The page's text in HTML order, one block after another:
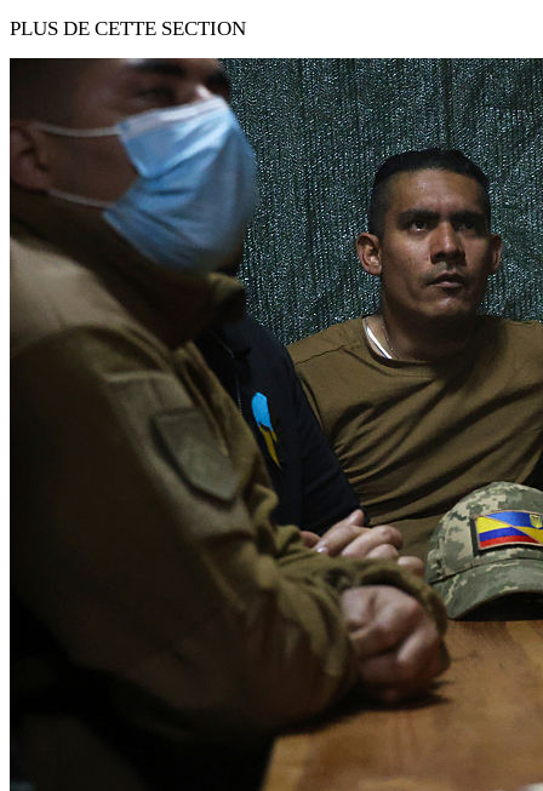
PLUS DE CETTE SECTION